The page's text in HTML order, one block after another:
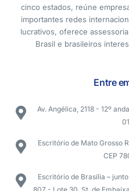
cinco estados, reúne
importantes redes
lucrativos, oferece
Brasil e brasileiros
Entre
Av. Angélica, 2118 - 12º
Escritório de Mato Grosso
CEP
Escritório de Brasília –